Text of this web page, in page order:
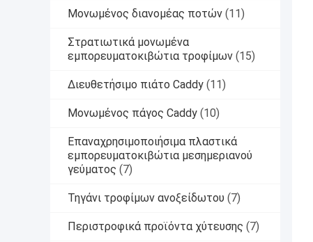
Μονωμένος διανομέας ποτών (11)
Στρατιωτικά μονωμένα
εμπορευματοκιβώτια τροφίμων (15)
Διευθετήσιμο πιάτο Caddy (11)
Μονωμένος πάγος Caddy (10)
Επαναχρησιμοποιήσιμα πλαστικά
εμπορευματοκιβώτια μεσημεριανού
γεύματος (7)
Τηγάνι τροφίμων ανοξείδωτου (7)
Περιστροφικά προϊόντα χύτευσης (7)